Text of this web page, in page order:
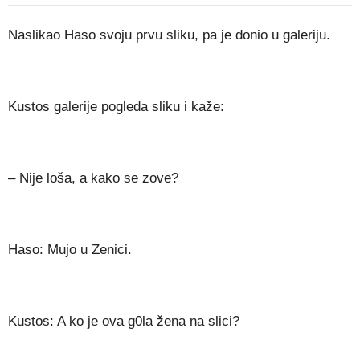
Naslikao Haso svoju prvu sliku, pa je donio u galeriju.
Kustos galerije pogleda sliku i kaže:
– Nije loša, a kako se zove?
Haso: Mujo u Zenici.
Kustos: A ko je ova g0la žena na slici?